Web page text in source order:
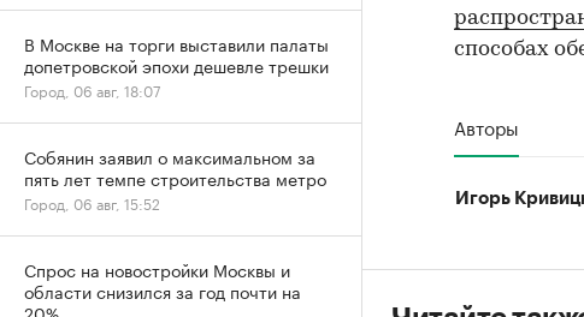
способах
Авторы
Игорь
В Москве на торги выставили палаты
допетровской эпохи дешевле трешки
Город, 06 авг, 18:07
Собянин заявил о максимальном за
пять лет темпе строительства метро
Город, 06 авг, 15:52
Спрос на новостройки Москвы и
области снизился за год почти на